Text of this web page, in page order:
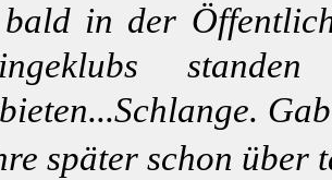
in der
später schon über